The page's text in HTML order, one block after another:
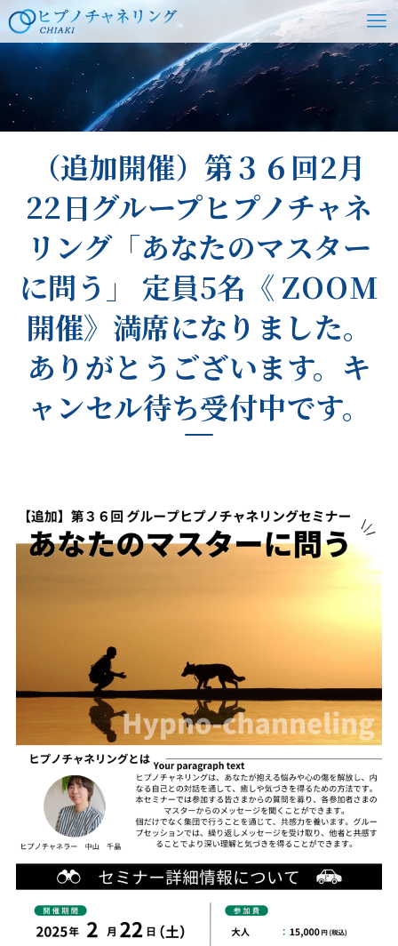
ホーム ご感想・体験談・その他
（追加開催）第３６回2月
22日グループヒプノチャネ
リング「あなたのマスター
に問う」 定員5名《 ZOOM
開催》満席になりました。
ありがとうございます。キ
ャンセル待ち受付中です。